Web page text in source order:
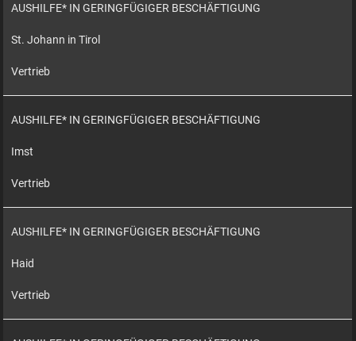
AUSHILFE* IN GERINGFÜGIGER BESCHÄFTIGUNG
St. Johann in Tirol
Vertrieb
AUSHILFE* IN GERINGFÜGIGER BESCHÄFTIGUNG
Imst
Vertrieb
AUSHILFE* IN GERINGFÜGIGER BESCHÄFTIGUNG
Haid
Vertrieb